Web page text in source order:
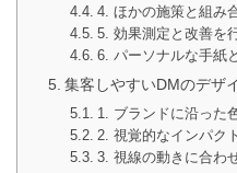
4. ほかの施策と組み
5. 効果測定と改善を
6. パーソナルな手紙
集客しやすいDMのデザ
1. ブランドに沿った
2. 視覚的なインパク
3. 視線の動きに合わ